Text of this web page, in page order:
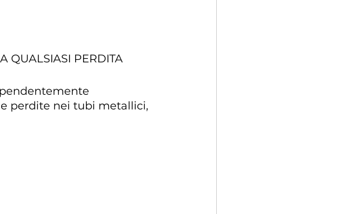
QUALSIASI PERDITA
perdite nei tubi metallici,